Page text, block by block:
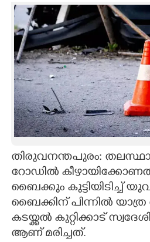
SPIRITUAL
INFO+
ART
ASTRO
CARTOONS
LITERATURE
ZOOM
തിരുവനന്തപുരം:
റോഡിൽ
ബൈക്കും കുട്ടിയിടിച്ച്
ബൈക്കിന് പിന്നിൽ
കടയ്ക്കൽ കുറ്റിക്കാട്
ആണ് മരിച്ചത്.